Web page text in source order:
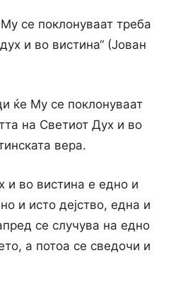
се поклонуваат треба
и во вистина“ (Јован
ќе Му се поклонуваат
на Светиот Дух и во
вера.
и во вистина е едно и
и исто дејство, една и
се случува на едно
а потоа се сведочи и